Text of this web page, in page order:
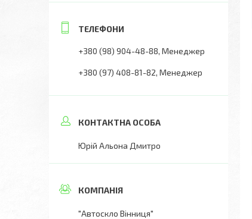
+380 (98) 904-48-88 Менеджер
+380 (97) 408-81-82 Менеджер
Юрій Альона Дмитро
"Автоскло Вінниця"